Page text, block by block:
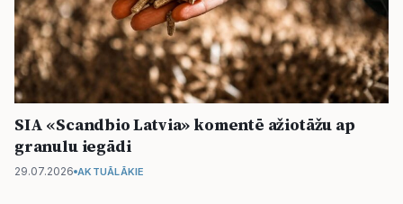
SIA «Scandbio Latvia» komentē ažiotāžu ap
granulu iegādi
29.07.2026 AKTUĀLĀKIE